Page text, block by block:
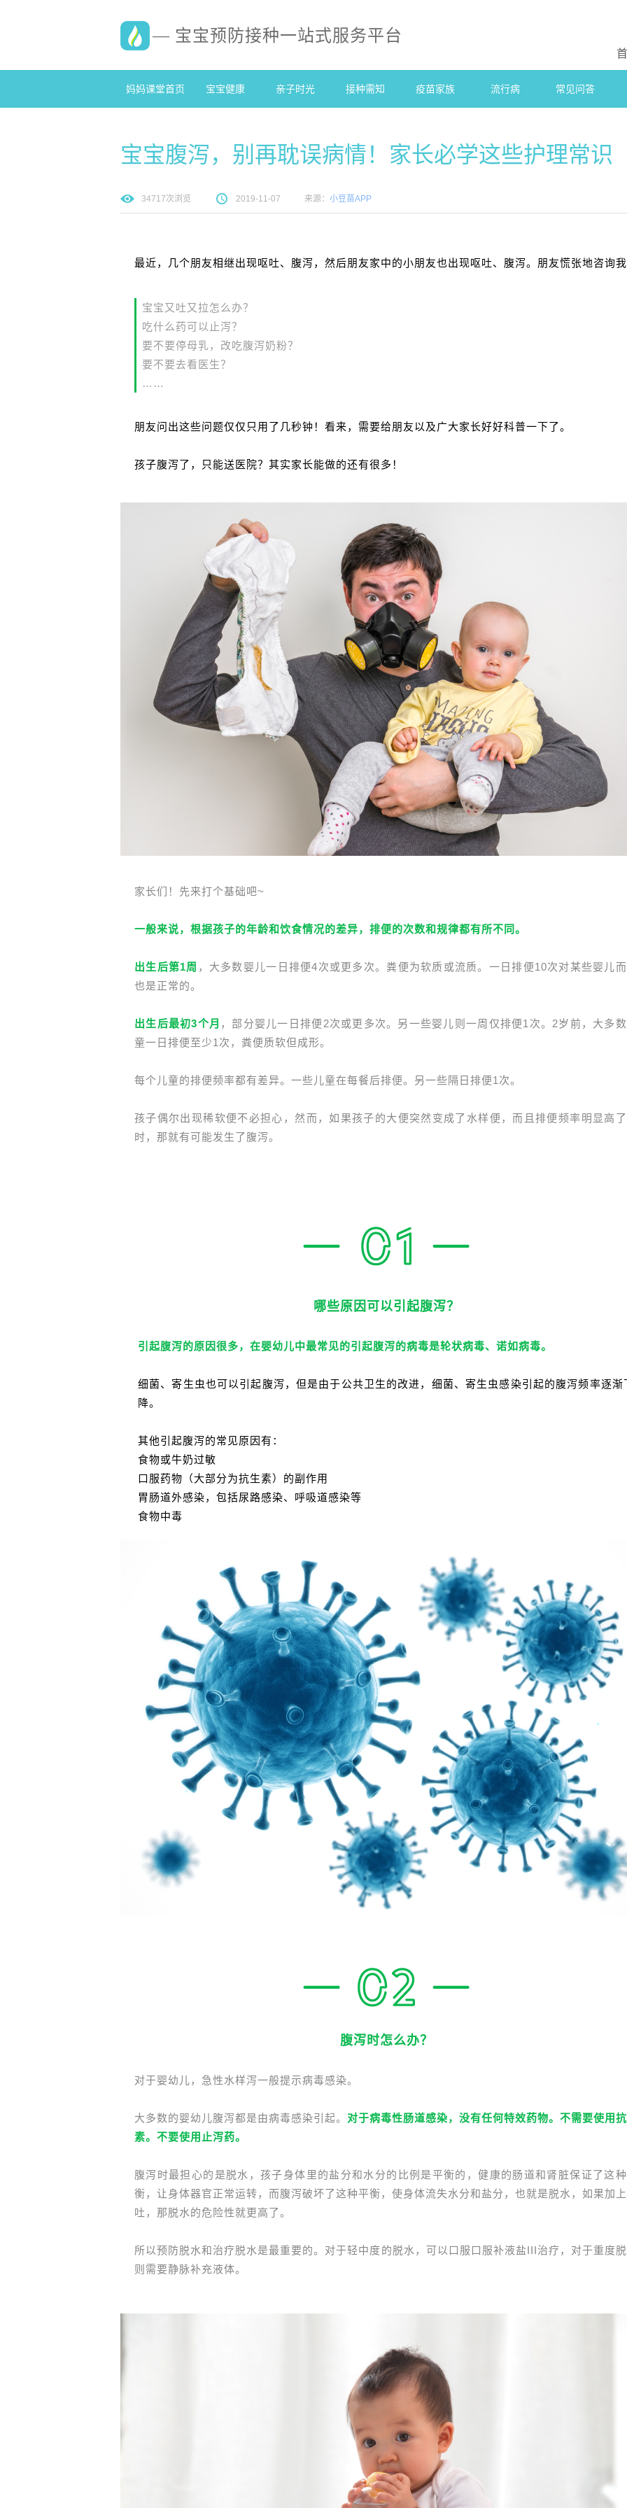
— 宝宝预防接种一站式服务平台
妈妈课堂首页 宝宝健康 亲子时光 接种需知 疫苗家族 流行病 常见问答
宝宝腹泻，别再耽误病情！家长必学这些护理常识
34717次浏览 2019-11-07 来源： 小豆苗APP
最近，几个朋友相继出现呕吐、腹泻，然后朋友家中的小朋友也出现呕吐、腹泻。朋友慌张地咨询
宝宝又吐又拉怎么办？
吃什么药可以止泻？
要不要停母乳，改吃腹泻奶粉？
要不要去看医生？
……
朋友问出这些问题仅仅只用了几秒钟！看来，需要给朋友以及广大家长好好科普一下了。
孩子腹泻了，只能送医院？其实家长能做的还有很多！
家长们！先来打个基础吧~
一般来说，根据孩子的年龄和饮食情况的差异，排便的次数和规律都有所不同。
出生后第1周 ，大多数婴儿一日排便4次或更多次。粪便为软质或流质。一日排便10次对某些婴儿
也是正常的。
出生后最初3个月 ，部分婴儿一日排便2次或更多次。另一些婴儿则一周仅排便1次。2岁前，大多
童一日排便至少1次，粪便质软但成形。
每个儿童的排便频率都有差异。一些儿童在每餐后排便。另一些隔日排便1次。
孩子偶尔出现稀软便不必担心，然而，如果孩子的大便突然变成了水样便，而且排便频率明显高
时，那就有可能发生了腹泻。
哪些原因可以引起腹泻？
引起腹泻的原因很多，在婴幼儿中最常见的引起腹泻的病毒是轮状病毒、诺如病毒。
细菌、寄生虫也可以引起腹泻，但是由于公共卫生的改进，细菌、寄生虫感染引起的腹泻频率逐渐
降。
其他引起腹泻的常见原因有：
食物或牛奶过敏
口服药物（大部分为抗生素）的副作用
胃肠道外感染，包括尿路感染、呼吸道感染等
食物中毒
腹泻时怎么办？
对于婴幼儿，急性水样泻一般提示病毒感染。
大多数的婴幼儿腹泻都是由病毒感染引起。 对于病毒性肠道感染，没有任何特效药物。不需要使用
素。不要使用止泻药。
腹泻时最担心的是脱水，孩子身体里的盐分和水分的比例是平衡的，健康的肠道和肾脏保证了这
衡，让身体器官正常运转，而腹泻破坏了这种平衡，使身体流失水分和盐分，也就是脱水，如果加
吐，那脱水的危险性就更高了。
所以预防脱水和治疗脱水是最重要的。对于轻中度的脱水，可以口服口服补液盐III治疗，对于重度
则需要静脉补充液体。